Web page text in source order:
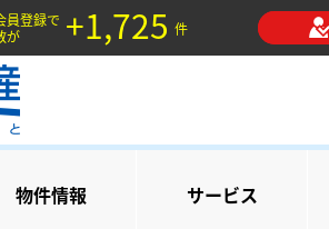
員登録で
が
+1,725 件
物件情報 サービス